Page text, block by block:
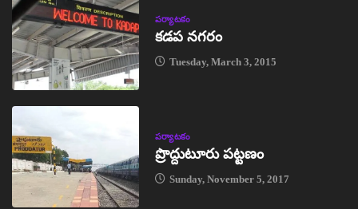
పర్యాటకం
కడప నగరం
Tuesday, March 3, 2015
పర్యాటకం
ప్రొద్దుటూరు పట్టణం
Sunday, November 5, 2017